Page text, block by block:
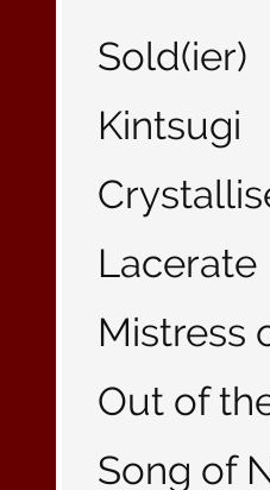
Sold(ier)
Kintsugi
Lacerate
Mistress
Out of
Song of